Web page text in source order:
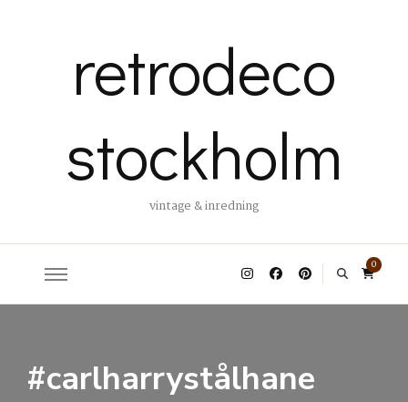
retrodeco
stockholm
vintage & inredning
0
#carlharrystålhane